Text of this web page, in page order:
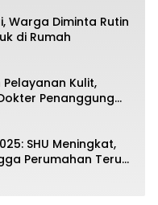
Warga Diminta Rutin
di Rumah
Pelayanan Kulit,
Penanggung
SHU Meningkat,
Perumahan Terus